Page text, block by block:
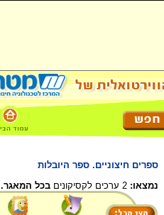
ספרים חיצוניים. ספר היובלות
נמצאו: בכל המאגר.